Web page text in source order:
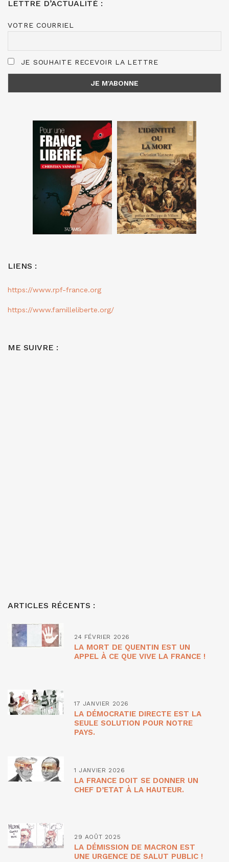
LETTRE D’ACTUALITÉ :
VOTRE COURRIEL
JE SOUHAITE RECEVOIR LA LETTRE
LIENS :
https://www.rpf-france.org
https://www.familleliberte.org/
ME SUIVRE :
ARTICLES RÉCENTS :
24 FÉVRIER 2026
LA MORT DE QUENTIN EST UN
APPEL À CE QUE VIVE LA FRANCE !
17 JANVIER 2026
LA DÉMOCRATIE DIRECTE EST LA
SEULE SOLUTION POUR NOTRE
PAYS.
1 JANVIER 2026
LA FRANCE DOIT SE DONNER UN
CHEF D’ETAT À LA HAUTEUR.
29 AOÛT 2025
LA DÉMISSION DE MACRON EST
UNE URGENCE DE SALUT PUBLIC !